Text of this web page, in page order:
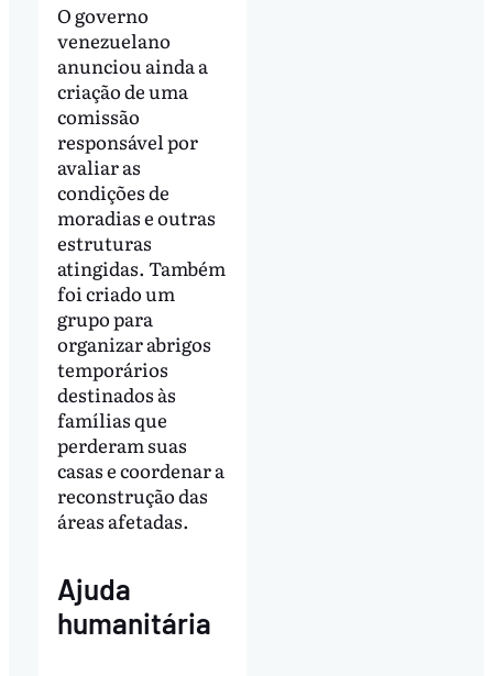
O governo
venezuelano
anunciou ainda a
criação de uma
comissão
responsável por
avaliar as
condições de
moradias e outras
estruturas
atingidas. Também
foi criado um
grupo para
organizar abrigos
temporários
destinados às
famílias que
perderam suas
casas e coordenar a
reconstrução das
áreas afetadas.
Ajuda
humanitária